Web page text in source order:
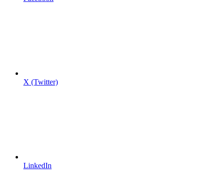
X (Twitter)
LinkedIn